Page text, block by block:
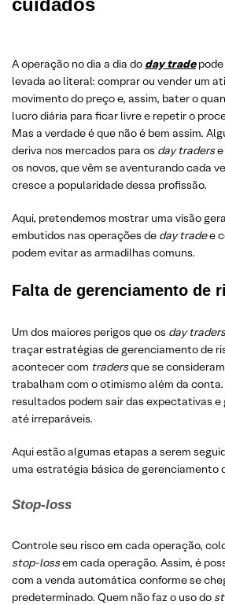
A operação no dia a dia do day tradepode
levada ao literal: comprar ou vender um
movimento do preço e, assim, bater o
lucro diária para ficar livre e repetir o
Mas a verdade é que não é bem assim.
deriva nos mercados para os day traders
os novos, que vêm se aventurando cada
cresce a popularidade dessa profissão.
Aqui, pretendemos mostrar uma visão
embutidos nas operações de day tradee
podem evitar as armadilhas comuns.
Falta de gerenciamento de
Um dos maiores perigos que os day traders
traçar estratégias de gerenciamento de
acontecer com tradersque se
trabalham com o otimismo além da conta.
resultados podem sair das expectativas e
até irreparáveis.
Aqui estão algumas etapas a serem
uma estratégia básica de gerenciamento
Stop-loss
Controle seu risco em cada operação,
stop-lossem cada operação. Assim, é
com a venda automática conforme se
predeterminado. Quem não faz o uso do